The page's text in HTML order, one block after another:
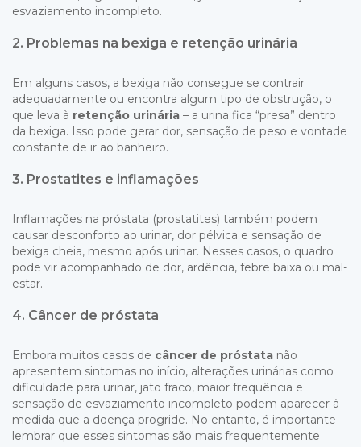
esvaziamento incompleto.
2. Problemas na bexiga e retenção urinária
Em alguns casos, a bexiga não consegue se contrair
adequadamente ou encontra algum tipo de obstrução, o
que leva à retenção urinária – a urina fica “presa” dentro
da bexiga. Isso pode gerar dor, sensação de peso e vontade
constante de ir ao banheiro.
3. Prostatites e inflamações
Inflamações na próstata (prostatites) também podem
causar desconforto ao urinar, dor pélvica e sensação de
bexiga cheia, mesmo após urinar. Nesses casos, o quadro
pode vir acompanhado de dor, ardência, febre baixa ou mal-
estar.
4. Câncer de próstata
Embora muitos casos de câncer de próstata não
apresentem sintomas no início, alterações urinárias como
dificuldade para urinar, jato fraco, maior frequência e
sensação de esvaziamento incompleto podem aparecer à
medida que a doença progride. No entanto, é importante
lembrar que esses sintomas são mais frequentemente